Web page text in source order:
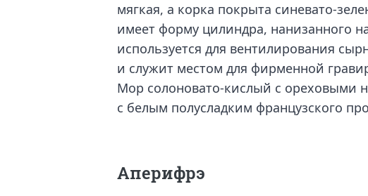
мягкая, а корка покрыта синевато-
имеет форму цилиндра, нанизанного
используется для вентилирования
и служит местом для фирменной
Мор солоновато-кислый с ореховыми
с белым полусладким французского
Аперифрэ